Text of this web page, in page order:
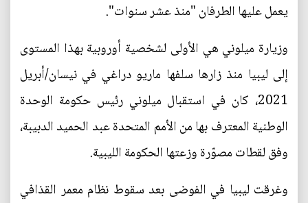
يعمل عليها الطرفان "منذ عشر سنوات".
وزيارة ميلوني هي الأولى لشخصية أوروبية بهذا المستوى
إلى ليبيا منذ زارها سلفها ماريو دراغي في نيسان/أبريل
2021، كان في استقبال ميلوني رئيس حكومة الوحدة
الوطنية المعترف بها من الأمم المتحدة عبد الحميد الدبيبة،
وفق لقطات مصوّرة وزعتها الحكومة الليبية.
وغرقت ليبيا في الفوضى بعد سقوط نظام معمر القذافي